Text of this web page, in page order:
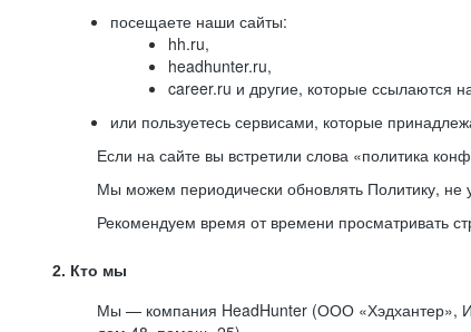
посещаете наши сайты:
hh.ru,
headhunter.ru,
career.ru и другие, которые ссылаются
или пользуетесь сервисами, которые
Если на сайте вы встретили слова «политика
Мы можем периодически обновлять Политику, не
Рекомендуем время от времени просматривать
2. Кто мы
Мы — компания HeadHunter (ООО «Хэдхантер»,